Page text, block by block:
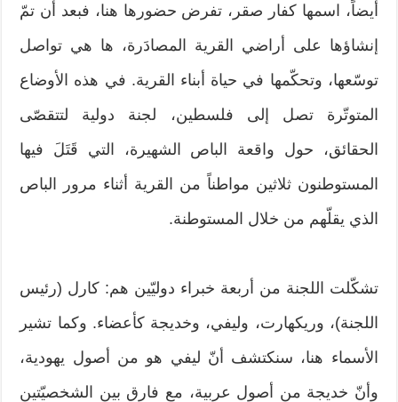
أيضاً، اسمها كفار صقر، تفرض حضورها هنا، فبعد أن تمّ
إنشاؤها على أراضي القرية المصادَرة، ها هي تواصل
توسّعها، وتحكّمها في حياة أبناء القرية. في هذه الأوضاع
المتوتّرة تصل إلى فلسطين، لجنة دولية لتتقصّى
الحقائق، حول واقعة الباص الشهيرة، التي قَتَلَ فيها
المستوطنون ثلاثين مواطناً من القرية أثناء مرور الباص
الذي يقلّهم من خلال المستوطنة.
تشكّلت اللجنة من أربعة خبراء دوليّين هم: كارل (رئيس
اللجنة)، وريكهارت، وليفي، وخديجة كأعضاء. وكما تشير
الأسماء هنا، سنكتشف أنّ ليفي هو من أصول يهودية،
وأنّ خديجة من أصول عربية، مع فارق بين الشخصيّتين